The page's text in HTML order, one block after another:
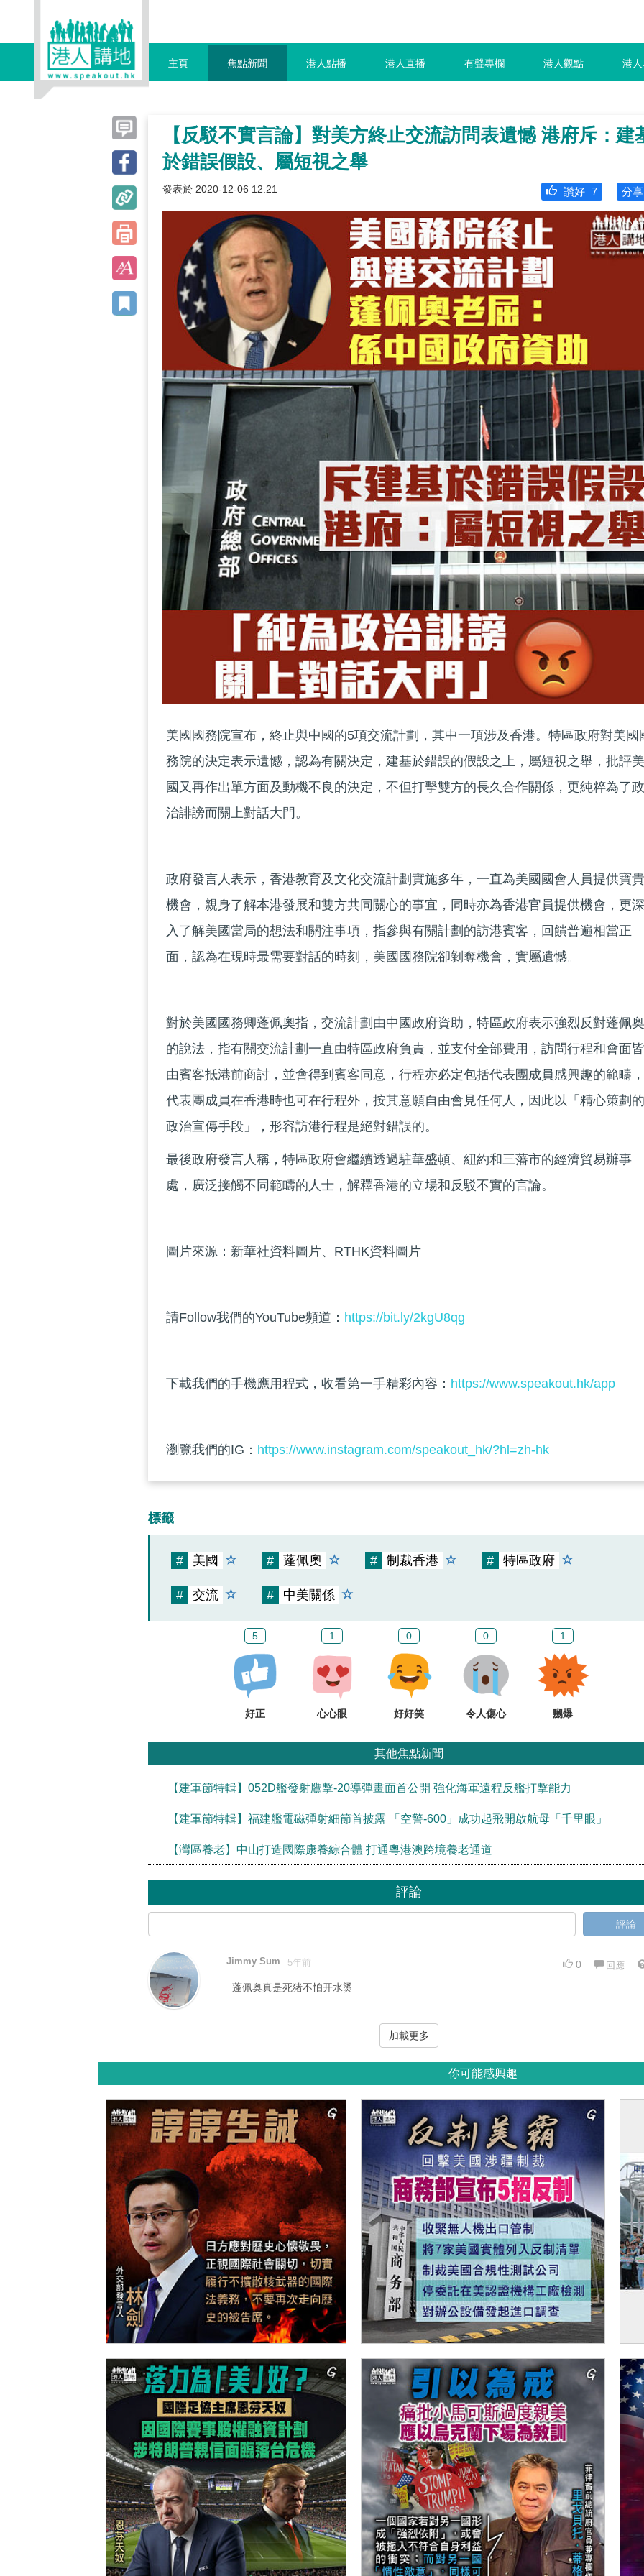
主頁 焦點新聞 港人點播 港人直播 有聲專欄 港人觀點 港
【反駁不實言論】對美方終止交流訪問表遺憾 港府斥：建
於錯誤假設、屬短視之舉
發表於 2020-12-06 12:21 分享
讚好 7
美國國務院宣布，終止與中國的5項交流計劃，其中一項涉及香港。特區政府對美國
務院的決定表示遺憾，認為有關決定，建基於錯誤的假設之上，屬短視之舉，批評美
國又再作出單方面及動機不良的決定，不但打擊雙方的長久合作關係，更純粹為了政
治誹謗而關上對話大門。
政府發言人表示，香港教育及文化交流計劃實施多年，一直為美國國會人員提供寶貴
機會，親身了解本港發展和雙方共同關心的事宜，同時亦為香港官員提供機會，更深
入了解美國當局的想法和關注事項，指參與有關計劃的訪港賓客，回饋普遍相當正
面，認為在現時最需要對話的時刻，美國國務院卻剝奪機會，實屬遺憾。
對於美國國務卿蓬佩奧指，交流計劃由中國政府資助，特區政府表示強烈反對蓬佩奥
的說法，指有關交流計劃一直由特區政府負責，並支付全部費用，訪問行程和會面皆
由賓客抵港前商討，並會得到賓客同意，行程亦必定包括代表團成員感興趣的範疇，
代表團成員在香港時也可在行程外，按其意願自由會見任何人，因此以「精心策劃的
政治宣傳手段」，形容訪港行程是絕對錯誤的。
最後政府發言人稱，特區政府會繼續透過駐華盛頓、紐約和三藩市的經濟貿易辦事
處，廣泛接觸不同範疇的人士，解釋香港的立場和反駁不實的言論。
圖片來源：新華社資料圖片、RTHK資料圖片
請Follow我們的YouTube頻道： https://bit.ly/2kgU8qg
下載我們的手機應用程式，收看第一手精彩內容： https://www.speakout.hk/app
瀏覽我們的IG： https://www.instagram.com/speakout_hk/?hl=zh-hk
標籤
# 美國 # 蓬佩奧 # 制裁香港 # 特區政府
# 交流 # 中美關係
5
好正
1
心心眼
0
好好笑
0
令人傷心
1
嬲爆
其他焦點新聞
【建軍節特輯】052D艦發射鷹擊-20導彈畫面首公開 強化海軍遠程反艦打擊能力
【建軍節特輯】福建艦電磁彈射細節首披露 「空警-600」成功起飛開啟航母「千里眼」
【灣區養老】中山打造國際康養綜合體 打通粵港澳跨境養老通道
評論
評論
Jimmy Sum 5年前 0 回應
蓬佩奥真是死猪不怕开水烫
加載更多
你可能感興趣
州
發